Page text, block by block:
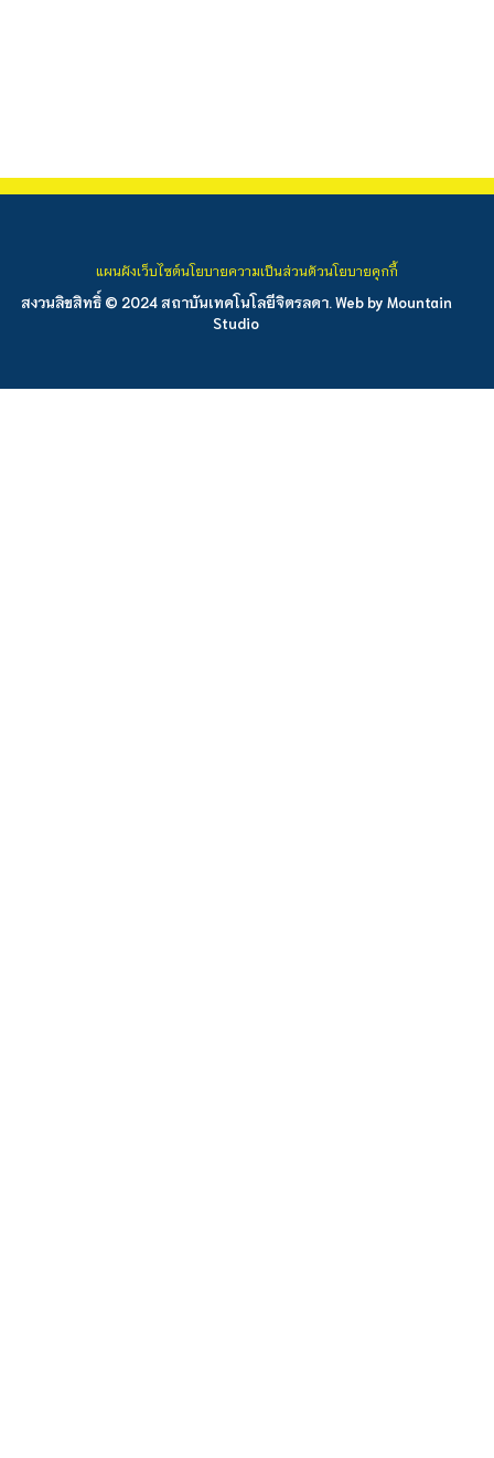
สงวนลิขสิทธิ์ © 2024 สถาบันเทคโนโลยีจิตรลดา. Web by Mountain
Studio
แผนผังเว็บไซต์นโยบายความเป็นส่วนตัวนโยบายคุกกี้